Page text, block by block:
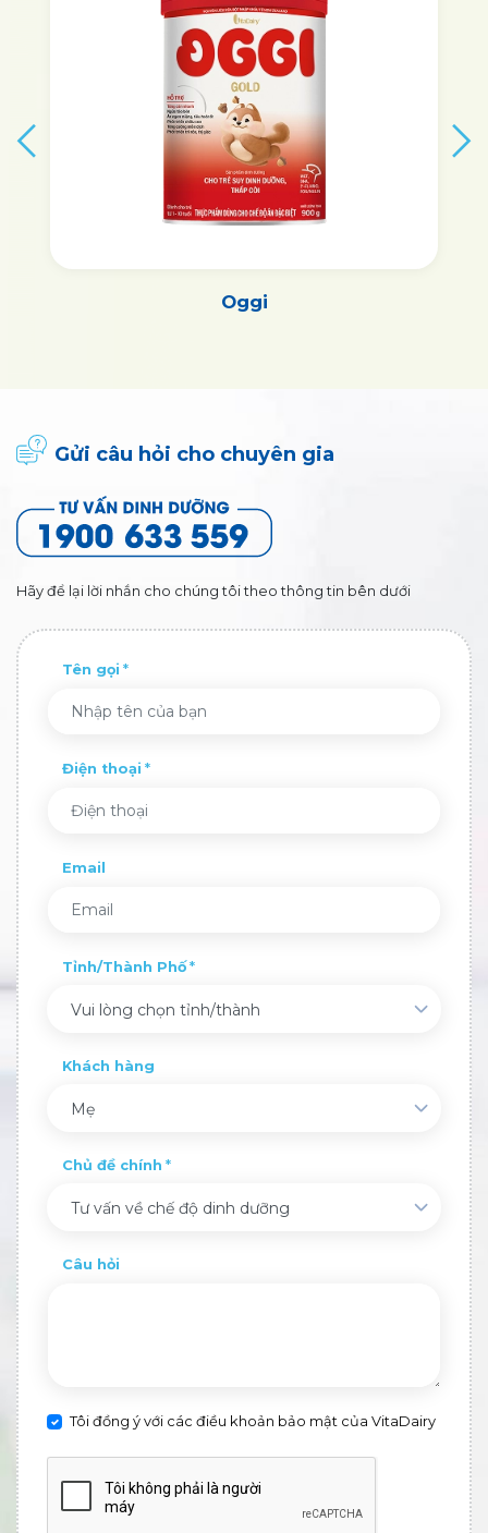
Oggi
Gửi câu hỏi cho chuyên gia
Hãy để lại lời nhắn cho chúng tôi theo thông tin bên dưới
Tên gọi
Điện thoại
Email
Tỉnh/Thành Phố
Vui lòng chọn tỉnh/thành
Khách hàng
Mẹ
Chủ đề chính
Tư vấn về chế độ dinh dưỡng
Câu hỏi
Tôi đồng ý với các điều khoản bảo mật của VitaDairy